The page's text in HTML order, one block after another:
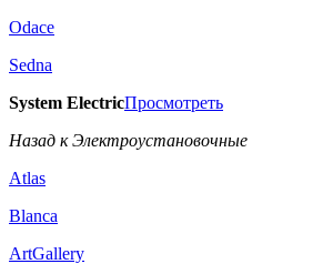
Odace
Sedna
System ElectricПросмотреть
Назад к Электроустановочные
Atlas
Blanca
ArtGallery